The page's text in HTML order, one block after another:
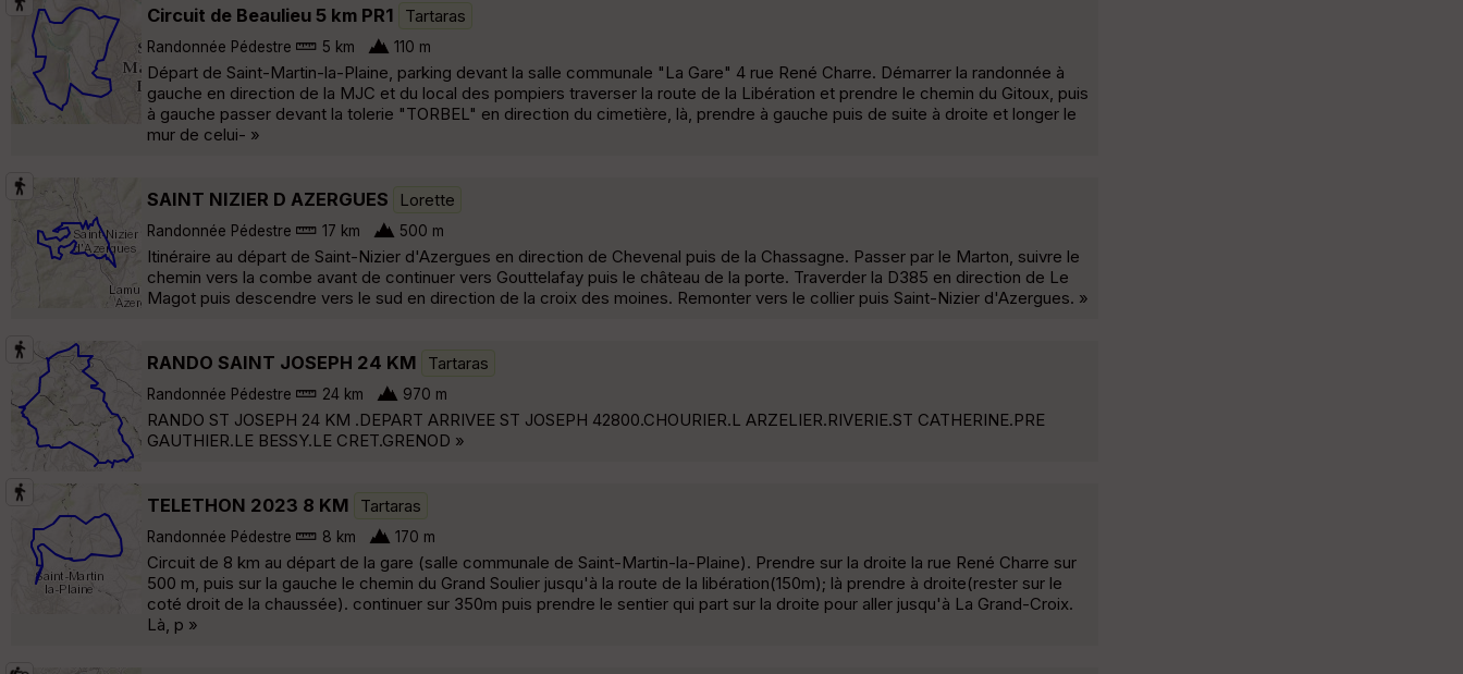
Circuit de Beaulieu 5 km PR1 Tartaras
Randonnée Pédestre 5 km 110 m
Départ de Saint-Martin-la-Plaine, parking devant la salle communale "La Gare" 4 rue René Charre. Démarrer la randonnée à
gauche en direction de la MJC et du local des pompiers traverser la route de la Libération et prendre le chemin du Gitoux, puis
à gauche passer devant la tolerie "TORBEL" en direction du cimetière, là, prendre à gauche puis de suite à droite et longer le
mur de celui- »
SAINT NIZIER D AZERGUES Lorette
Randonnée Pédestre 17 km 500 m
Itinéraire au départ de Saint-Nizier d'Azergues en direction de Chevenal puis de la Chassagne. Passer par le Marton, suivre le
chemin vers la combe avant de continuer vers Gouttelafay puis le château de la porte. Traverder la D385 en direction de Le
Magot puis descendre vers le sud en direction de la croix des moines. Remonter vers le collier puis Saint-Nizier d'Azergues. »
RANDO SAINT JOSEPH 24 KM Tartaras
Randonnée Pédestre 24 km 970 m
RANDO ST JOSEPH 24 KM .DEPART ARRIVEE ST JOSEPH 42800.CHOURIER.L ARZELIER.RIVERIE.ST CATHERINE.PRE
GAUTHIER.LE BESSY.LE CRET.GRENOD »
TELETHON 2023 8 KM Tartaras
Randonnée Pédestre 8 km 170 m
Circuit de 8 km au départ de la gare (salle communale de Saint-Martin-la-Plaine). Prendre sur la droite la rue René Charre sur
500 m, puis sur la gauche le chemin du Grand Soulier jusqu'à la route de la libération(150m); là prendre à droite(rester sur le
coté droit de la chaussée). continuer sur 350m puis prendre le sentier qui part sur la droite pour aller jusqu'à La Grand-Croix.
Là, p »